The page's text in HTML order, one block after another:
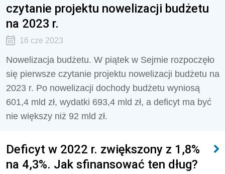
czytanie projektu nowelizacji budżetu
na 2023 r.
16 cze 2023
Nowelizacja budżetu. W piątek w Sejmie rozpoczęło
się pierwsze czytanie projektu nowelizacji budżetu na
2023 r. Po nowelizacji dochody budżetu wyniosą
601,4 mld zł, wydatki 693,4 mld zł, a deficyt ma być
nie większy niż 92 mld zł.
Deficyt w 2022 r. zwiększony z 1,8%
na 4,3%. Jak sfinansować ten dług?